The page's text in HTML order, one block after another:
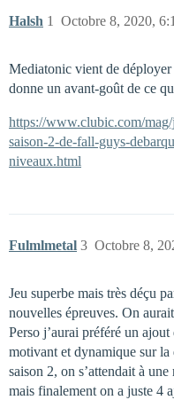
Halsh Octobre 8, 2020,
1
Mediatonic vient de
donne un avant-goût de ce
https://www.clubic.com/
saison-2-de-fall-guys-
niveaux.html
Fulmlmetal Octobre 8,
3
Jeu superbe mais très déçu
nouvelles épreuves. On
Perso j’aurai préféré un
motivant et dynamique sur
saison 2, on s’attendait à
mais finalement on a juste 4